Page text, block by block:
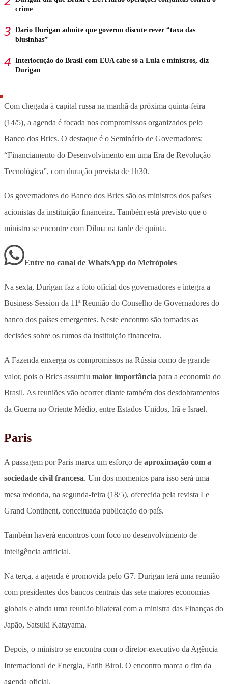
crime
Dario Durigan admite que governo discute rever “taxa das
blusinhas”
Interlocução do Brasil com EUA cabe só a Lula e ministros, diz
Durigan
Com chegada à capital russa na manhã da próxima quinta-feira
(14/5), a agenda é focada nos compromissos organizados pelo
Banco dos Brics. O destaque é o Seminário de Governadores:
“Financiamento do Desenvolvimento em uma Era de Revolução
Tecnológica”, com duração prevista de 1h30.
Os governadores do Banco dos Brics são os ministros dos países
acionistas da instituição financeira. Também está previsto que o
ministro se encontre com Dilma na tarde de quinta.
Entre no canal de WhatsApp do Metrópoles
Na sexta, Durigan faz a foto oficial dos governadores e integra a
Business Session da 11ª Reunião do Conselho de Governadores do
banco dos países emergentes. Neste encontro são tomadas as
decisões sobre os rumos da instituição financeira.
A Fazenda enxerga os compromissos na Rússia como de grande
valor, pois o Brics assumiu maior importância para a economia do
Brasil. As reuniões vão ocorrer diante também dos desdobramentos
da Guerra no Oriente Médio, entre Estados Unidos, Irã e Israel.
Paris
A passagem por Paris marca um esforço de aproximação com a
sociedade civil francesa. Um dos momentos para isso será uma
mesa redonda, na segunda-feira (18/5), oferecida pela revista Le
Grand Continent, conceituada publicação do país.
Também haverá encontros com foco no desenvolvimento de
inteligência artificial.
Na terça, a agenda é promovida pelo G7. Durigan terá uma reunião
com presidentes dos bancos centrais das sete maiores economias
globais e ainda uma reunião bilateral com a ministra das Finanças do
Japão, Satsuki Katayama.
Depois, o ministro se encontra com o diretor-executivo da Agência
Internacional de Energia, Fatih Birol. O encontro marca o fim da
agenda oficial.